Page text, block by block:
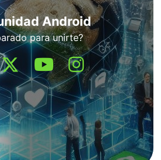
Android
para unirte?